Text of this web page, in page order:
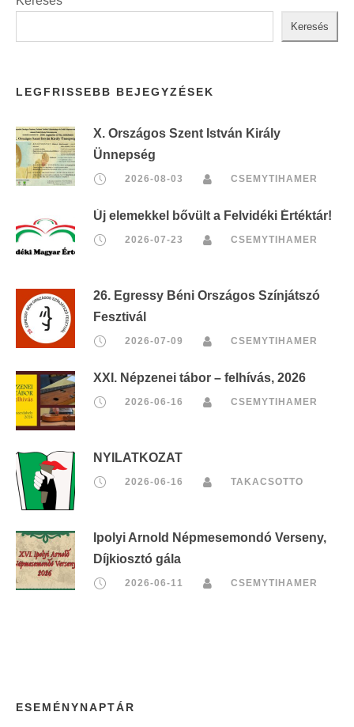
Keresés
LEGFRISSEBB BEJEGYZÉSEK
X. Országos Szent István Király
Ünnepség
2026-08-03 CSEMYTIHAMER
Új elemekkel bővült a Felvidéki Értéktár!
2026-07-23 CSEMYTIHAMER
26. Egressy Béni Országos Színjátszó
Fesztivál
2026-07-09 CSEMYTIHAMER
XXI. Népzenei tábor – felhívás, 2026
2026-06-16 CSEMYTIHAMER
NYILATKOZAT
2026-06-16 TAKACSOTTO
Ipolyi Arnold Népmesemondó Verseny,
Díjkiosztó gála
2026-06-11 CSEMYTIHAMER
ESEMÉNYNAPTÁR